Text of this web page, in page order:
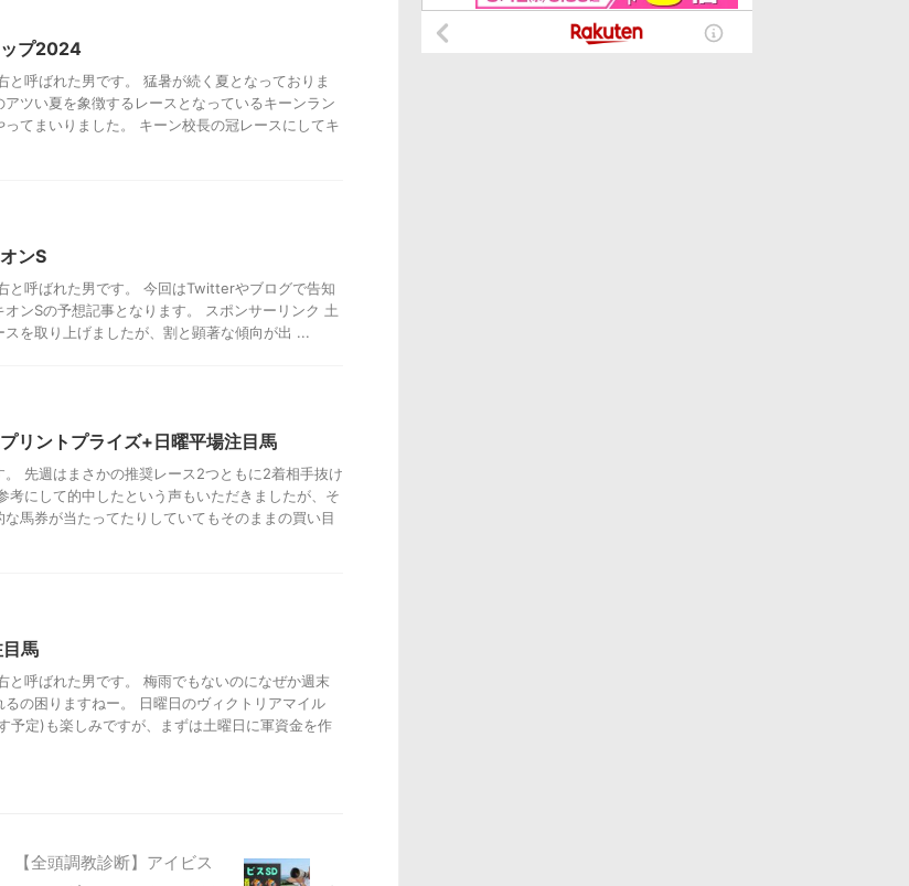
プ2024
と呼ばれた男です。 猛暑が続く夏となっておりま
ツい夏を象徴するレースとなっているキーンラン
ってまいりました。 キーン校長の冠レースにしてキ
ンS
と呼ばれた男です。 今回はTwitterやブログで告知
オンSの予想記事となります。 スポンサーリンク 土
スを取り上げましたが、割と顕著な傾向が出 ...
リントプライズ+日曜平場注目馬
。 先週はまさかの推奨レース2つともに2着相手抜け
考にして的中したという声もいただきましたが、そ
な馬券が当たってたりしていてもそのままの買い目
馬
と呼ばれた男です。 梅雨でもないのになぜか週末
るの困りますねー。 日曜日のヴィクトリアマイル
予定)も楽しみですが、まずは土曜日に軍資金を作
【全頭調教診断】アイビス